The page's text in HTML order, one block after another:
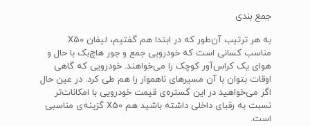
جمع بندی
به هر ترتیب آن‌طور که در ابتدا هم گفتیم، لیفان X50
مناسب کسانی است که خودرویی جمع‌ و جور هاچ‌بک با حال و
هوای یک کراس‌آور کوچک را می‌خواهند. خودرویی که گاهی
اوقات بتوان با آن مسیرهای ناهموار را هم طی کرد. در عین حال
اگر می‌خواهید در این گستره‌ی قیمت خودرویی با امکانات‌تر
نسبت به رقبای داخلی داشته باشید هم X50 گزینه‌ی مناسبی
است.